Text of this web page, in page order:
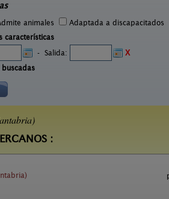
animales
Adaptada a discapacitados
características
- Salida:
X
buscadas
: